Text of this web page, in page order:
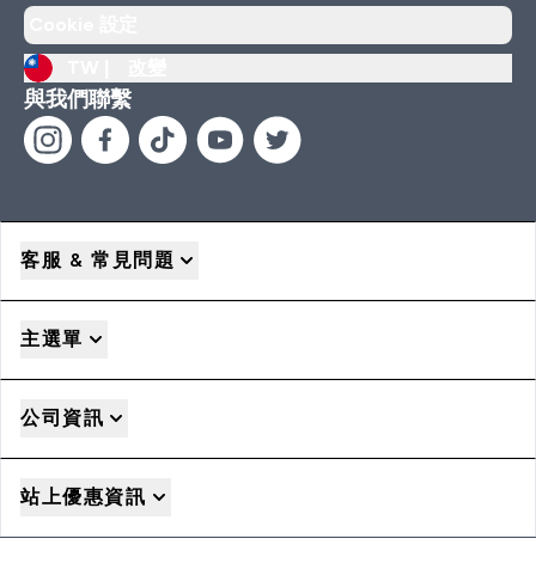
與我們聯繫
客服 & 常見問題
主選單
公司資訊
站上優惠資訊